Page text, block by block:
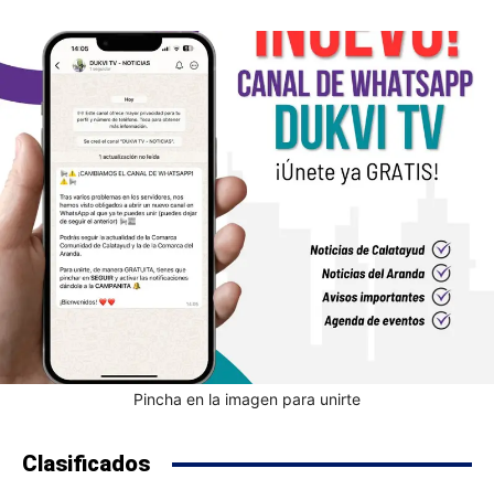
Pincha en la imagen para unirte
Clasificados